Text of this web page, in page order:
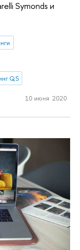
Symonds и
QS
10 июня 2020